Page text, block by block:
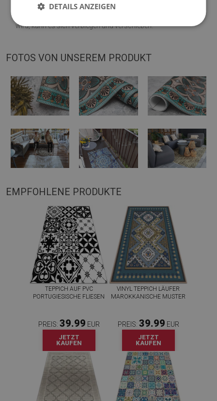
ausgelegt. Wenn es auf einer weichen Oberfläche platziert
wird, kann es sich verbiegen und verschieben.
FOTOS VON UNSEREM PRODUKT
EMPFOHLENE PRODUKTE
TEPPICH AUF PVC
PORTUGIESISCHE FLIESEN
PREIS: 39.99 EUR
JETZT
KAUFEN
VINYL TEPPICH LÄUFER
MAROKKANISCHE MUSTER
PREIS: 39.99 EUR
JETZT
KAUFEN
DETAILS ANZEIGEN